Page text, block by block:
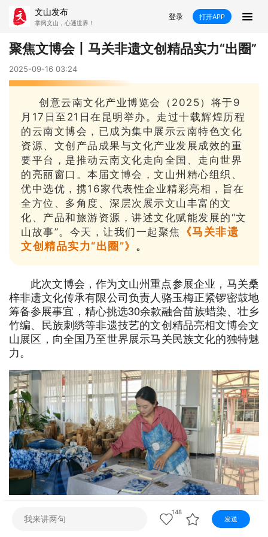
文山发布
掌阅文山，心通世界！
登录 打开APP
新闻
飞卡阅读
媒体看文山 直播 时事 专题
康养 社会 科教 经济
民族 商务
县市
文山市 砚山县 西畴县 麻栗坡县
马关县 丘北县
视频快刷 视频点播 阿文工作室 文山新闻
壮语节目 苗语节目 瑶语节目
聚焦文博会丨马关非遗文创精品实力“出圈”
2025-09-16 03:24
创意云南文化产业博览会（2025）将于9
月17日至21日在昆明举办。走过十载辉煌历程
的云南文博会，已成为集中展示云南特色文化
资源、文创产品成果与文化产业发展成效的重
要平台，是推动云南文化走向全国、走向世界
的亮丽窗口。本届文博会，文山州精心组织、
优中选优，携16家代表性企业精彩亮相，旨在
全方位、多角度、深层次展示文山丰富的文
化、产品和旅游资源，讲述文化赋能发展的“文
山故事”。今天，让我们一起聚焦
《马关非遗
文创精品实力“出圈”》 。
此次文博会，作为文山州重点参展企业，马关桑
梓非遗文化传承有限公司负责人骆玉梅正紧锣密鼓地
筹备参展事宜，精心挑选30余款融合苗族蜡染、壮乡
竹编、民族刺绣等非遗技艺的文创精品亮相文博会文
山展区，向全国乃至世界展示马关民族文化的独特魅
力。
148
发送